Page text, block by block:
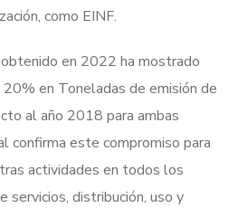
como EINF.
en 2022 ha mostrado
20% en Toneladas de emisión de
al año 2018 para ambas
confirma este compromiso para
actividades en todos los
servicios, distribución, uso y